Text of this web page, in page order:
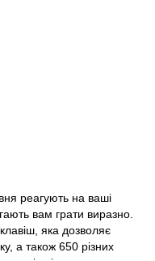
реагують на ваші
вам грати виразно.
яка дозволяє
а також 650 різних